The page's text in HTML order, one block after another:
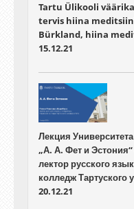
Tartu Ülikooli
tervis hiina
Bürkland, hiina
15.12.21
Лекция
„А. А. Фет и
лектор русского
колледж Тартуского
20.12.21